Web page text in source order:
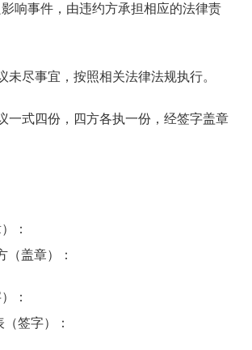
影响事件，由违约方承担相应的法律责
尽事宜，按照相关法律法规执行。
一式四份，四方各执一份，经签字盖章
（盖章）：
）：
（签字）：
）：